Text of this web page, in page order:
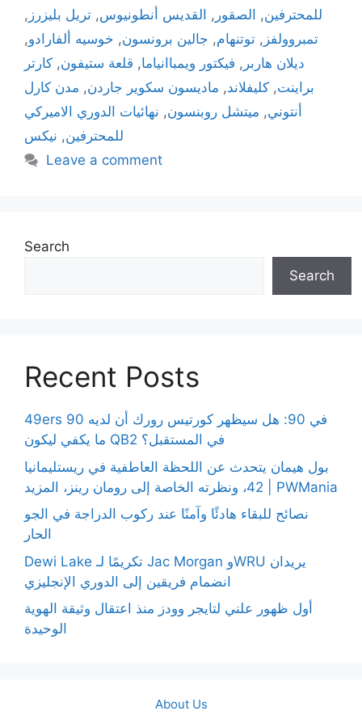
للمحترفين, الصقور , القديس أنطونيوس, تريل بليزرز ,
تمبروولفز , توتنهام, جالين برونسون, خوسيه ألفارادو,
ديلان هاربر , فيكتور ويمباانياما, قلعة ستيفون, كارتر
براينت, كليفلاند, ماديسون سكوير جاردن, مدن كارل
أنتوني, ميتشل روبنسون, نهائيات الدوري الاميركي
للمحترفين, نيكس
Leave a comment
Search
Search
Recent Posts
49ers 90 في 90: هل سيظهر كورتيس رورك أن لديه
ما يكفي ليكون QB2 في المستقبل؟
بول هيمان يتحدث عن اللحظة العاطفية في ريستليمانيا
42، ونظرته الخاصة إلى رومان رينز، المزيد | PWMania
نصائح للبقاء هادئًا وآمنًا عند ركوب الدراجة في الجو
الحار
Dewi Lake تكريمًا لـ Jac Morgan وWRU يريدان
انضمام فريقين إلى الدوري الإنجليزي
أول ظهور علني لتايجر وودز منذ اعتقال وثيقة الهوية
الوحيدة
About Us